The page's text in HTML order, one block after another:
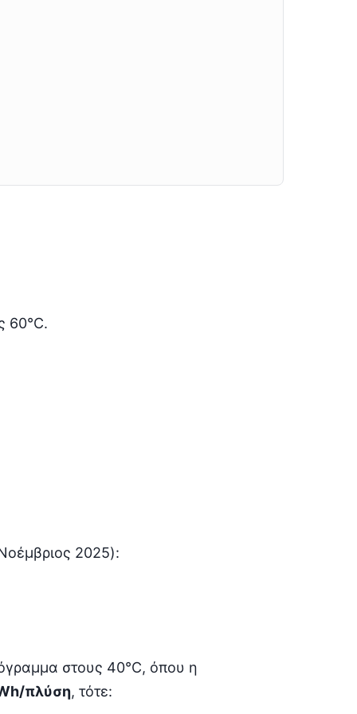
60°C.
2025):
στους 40°C, όπου η
πλύση, τότε: